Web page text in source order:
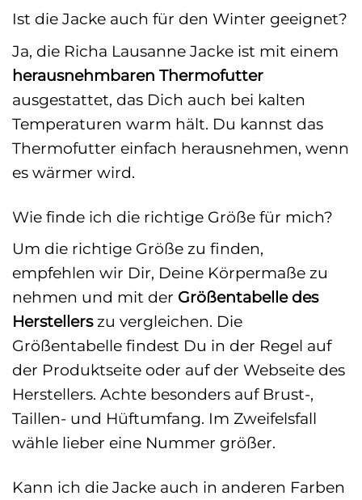
Ist die Jacke auch für den Winter geeignet?
Ja, die Richa Lausanne Jacke ist mit einem
herausnehmbaren Thermofutter
ausgestattet, das Dich auch bei kalten
Temperaturen warm hält. Du kannst das
Thermofutter einfach herausnehmen, wenn
es wärmer wird.
Wie finde ich die richtige Größe für mich?
Um die richtige Größe zu finden,
empfehlen wir Dir, Deine Körpermaße zu
nehmen und mit der Größentabelle des
Herstellerszu vergleichen. Die
Größentabelle findest Du in der Regel auf
der Produktseite oder auf der Webseite des
Herstellers. Achte besonders auf Brust-,
Taillen- und Hüftumfang. Im Zweifelsfall
wähle lieber eine Nummer größer.
Kann ich die Jacke auch in anderen Farben